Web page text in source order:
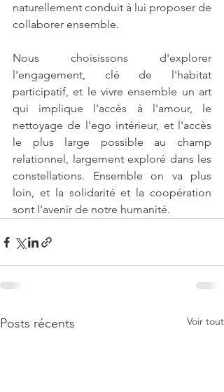
naturellement conduit à lui proposer de
collaborer ensemble.
Nous choisissons d'explorer
l'engagement, clé de l'habitat
participatif, et le vivre ensemble un art
qui implique l'accès à l'amour, le
nettoyage de l'ego intérieur, et l'accès
le plus large possible au champ
relationnel, largement exploré dans les
constellations. Ensemble on va plus
loin, et la solidarité et la coopération
sont l'avenir de notre humanité.
Posts récents Voir tout